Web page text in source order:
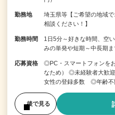
勤務地
埼玉県等【ご希望の地域
相談ください！】
勤務時間
1日5分～好きな時間、空
みの単発や短期～中長期
応募資格
◎PC・スマートフォンを
なため） ◎未経験者大歓
女性の登録多数 ◎年齢不
後で見る